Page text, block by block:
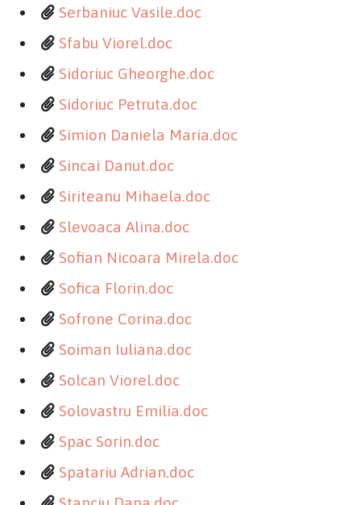
Serbaniuc Vasile.doc
Sfabu Viorel.doc
Sidoriuc Gheorghe.doc
Sidoriuc Petruta.doc
Simion Daniela Maria.doc
Sincai Danut.doc
Siriteanu Mihaela.doc
Slevoaca Alina.doc
Sofian Nicoara Mirela.doc
Sofica Florin.doc
Sofrone Corina.doc
Soiman Iuliana.doc
Solcan Viorel.doc
Solovastru Emilia.doc
Spac Sorin.doc
Spatariu Adrian.doc